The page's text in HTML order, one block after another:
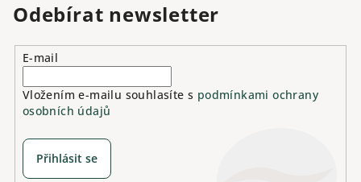
Odebírat newsletter
E-mail
Vložením e-mailu souhlasíte s podmínkami ochrany
osobních údajů
Přihlásit se